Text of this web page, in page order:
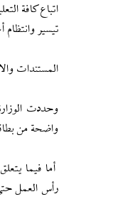
اتباع كافة
تيسير
المستندات
وحددت
واضحة من
أما فيما
رأس العمل